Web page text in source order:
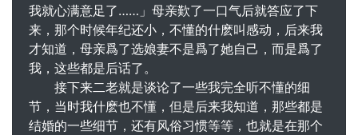
我就心满意足了……」母亲歎了一口气后就答应了下
来，那个时候年纪还小，不懂的什麽叫感动，后来我
才知道，母亲爲了选娘妻不是爲了她自己，而是爲了
我，这些都是后话了。
接下来二老就是谈论了一些我完全听不懂的细
节，当时我什麽也不懂，但是后来我知道，那些都是
结婚的一些细节，还有风俗习惯等等，也就是在那个